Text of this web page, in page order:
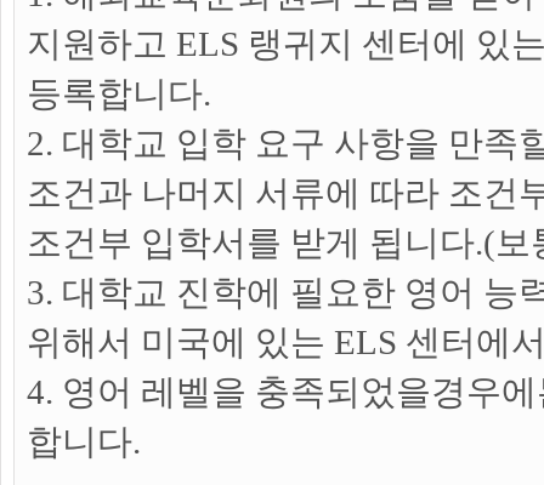
지원하고 ELS 랭귀지 센터에 있
등록합니다.
2. 대학교 입학 요구 사항을 만족
조건과 나머지 서류에 따라 조건
조건부 입학서를 받게 됩니다.(
3. 대학교 진학에 필요한 영어 능
위해서 미국에 있는 ELS 센터에
4. 영어 레벨을 충족되었을경우
합니다.